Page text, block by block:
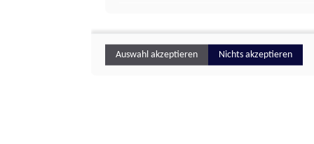
Auswahl akzeptieren Nichts akzeptieren